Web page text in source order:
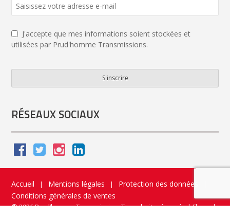
J'accepte que mes informations soient stockées et
utilisées par Prud'homme Transmissions.
S'inscrire
Email *
RÉSEAUX SOCIAUX
Accueil | Mentions légales | Protection des données
Conditions générales de ventes
© 2026 Prud’homme Transmission. Tous droits réservés|Flippad